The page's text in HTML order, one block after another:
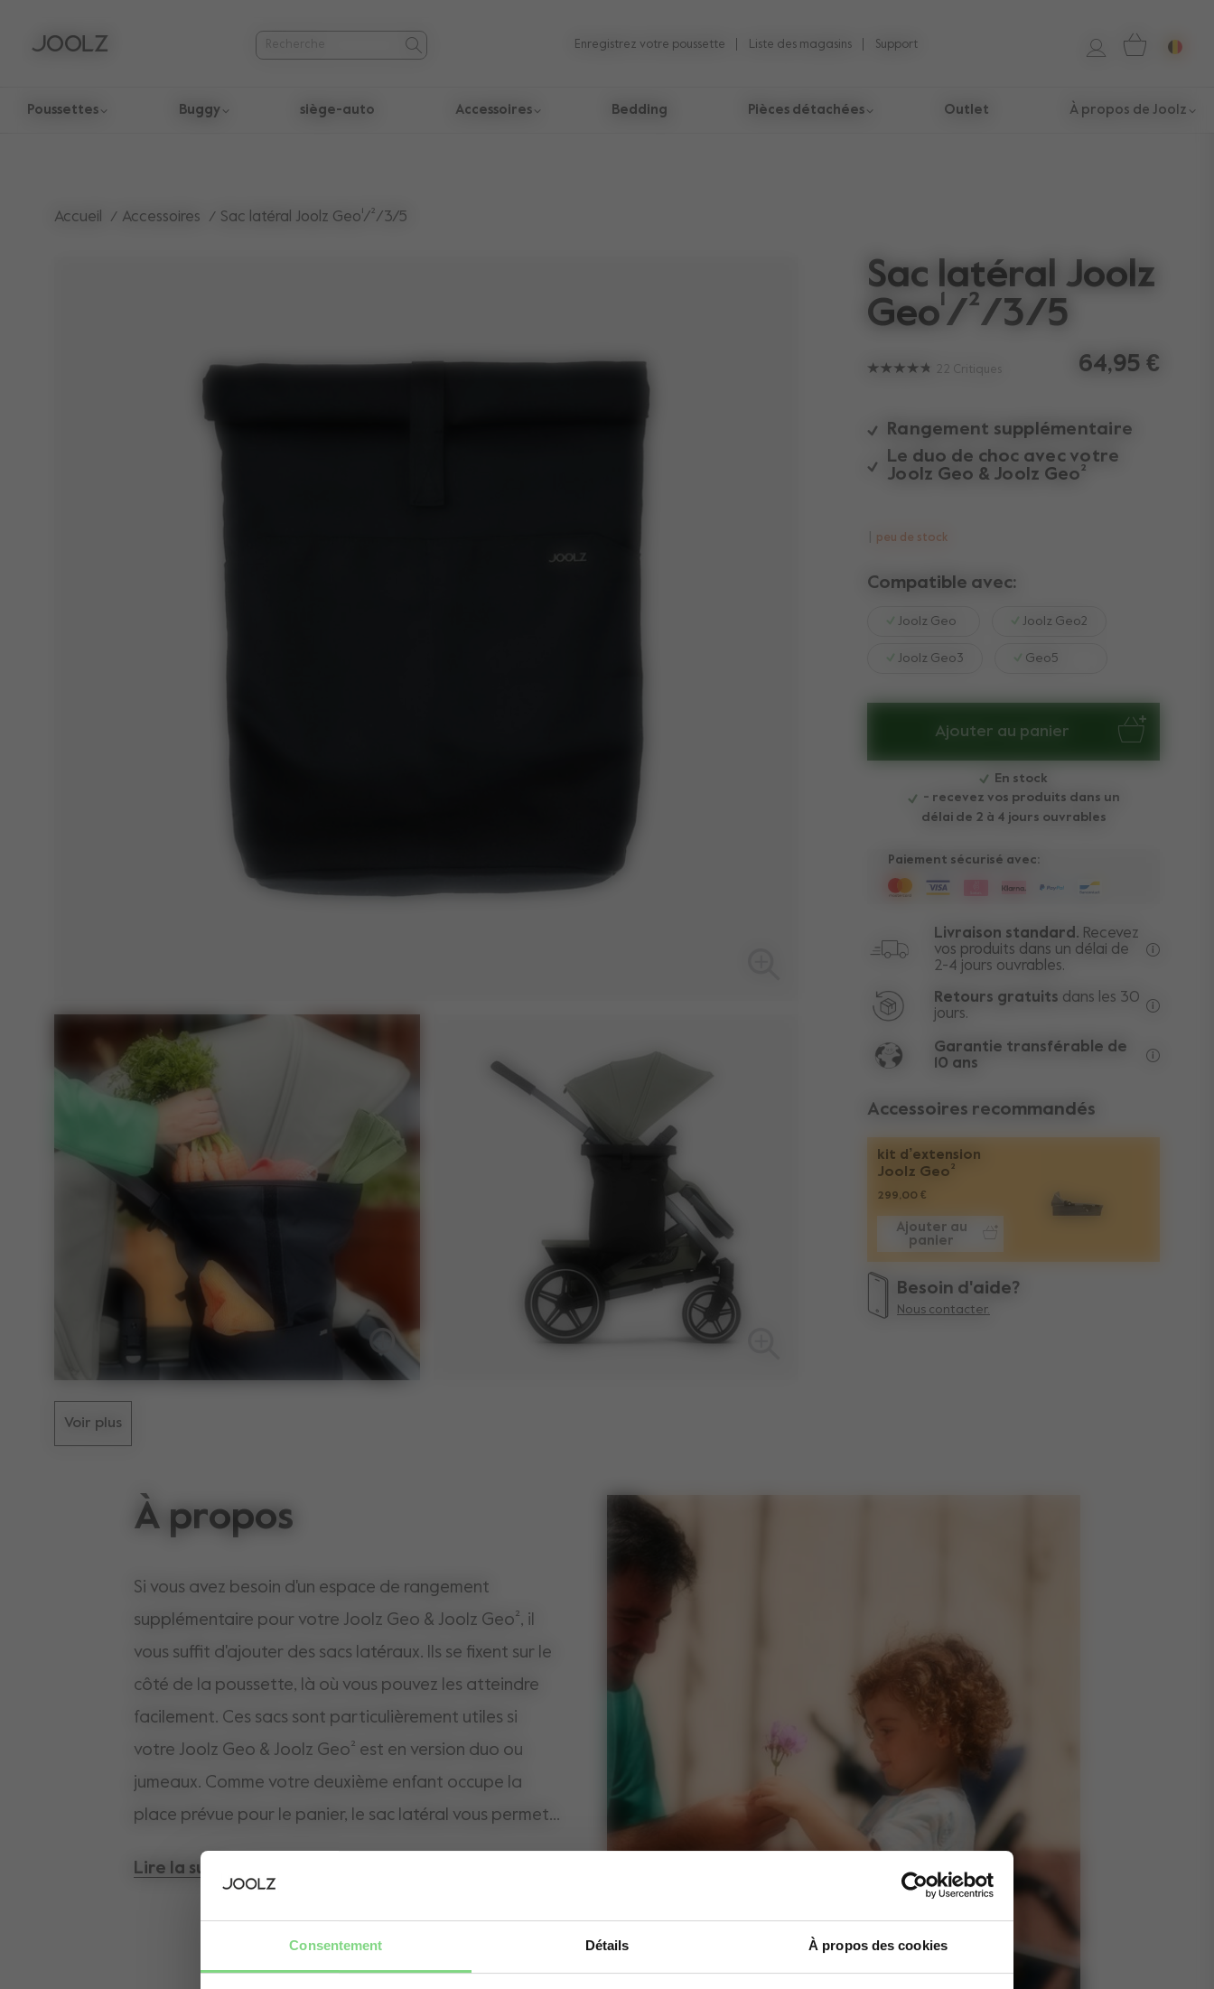
Consentement Détails À propos des cookies
Enregistrez votre poussette Liste des magasins Support
Poussettes Buggy siège-auto Accessoires Bedding Pièces détachées​ Outlet À propos de Joolz
Accueil Accessoires Sac latéral Joolz Geo¹/²/3/5
Voir plus
Sac latéral Joolz
Geo¹/²/3/5
22 Critiques 64,95 €
Rangement supplémentaire
Le duo de choc avec votre
Joolz Geo & Joolz Geo²
peu de stock
Compatible avec:
Joolz Geo Joolz Geo2
Joolz Geo3 Geo5
Ajouter au panier
En stock
- recevez vos produits dans un
délai de 2 à 4 jours ouvrables
Paiement sécurisé avec:
Livraison standard. Recevez
vos produits dans un délai de
2-4 jours ouvrables.
Retours gratuits dans les 30
jours.
Garantie transférable de
10 ans
Accessoires recommandés
kit d’extension
Joolz Geo²
299,00 €
Ajouter au
panier
Besoin d'aide?
Nous contacter.
À propos
Si vous avez besoin d'un espace de rangement
supplémentaire pour votre Joolz Geo & Joolz Geo², il
vous suffit d'ajouter des sacs latéraux. Ils se fixent sur le
côté de la poussette, là où vous pouvez les atteindre
facilement. Ces sacs sont particulièrement utiles si
votre Joolz Geo & Joolz Geo² est en version duo ou
jumeaux. Comme votre deuxième enfant occupe la
place prévue pour le panier, le sac latéral vous permet
de transporter facilement des jouets ou des provisions
supplémentaires. Détachez le sac de la poussette — si
prendra qu’une fraction de seconde — et il se
transforme en un sac de courses pratique que vous
Lire la suite
Oups! Il semblerait que vous vous situez sur le